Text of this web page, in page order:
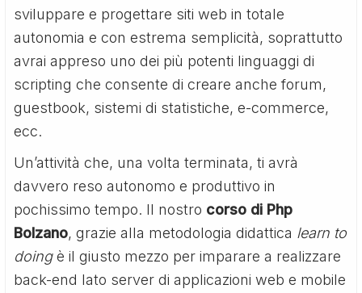
sviluppare e progettare siti web in totale
autonomia e con estrema semplicità, soprattutto
avrai appreso uno dei più potenti linguaggi di
scripting che consente di creare anche forum,
guestbook, sistemi di statistiche, e-commerce,
ecc.
Un’attività che, una volta terminata, ti avrà
davvero reso autonomo e produttivo in
pochissimo tempo. Il nostro corso di Php
Bolzano, grazie alla metodologia didattica learn to
doingè il giusto mezzo per imparare a realizzare
back-end lato server di applicazioni web e mobile